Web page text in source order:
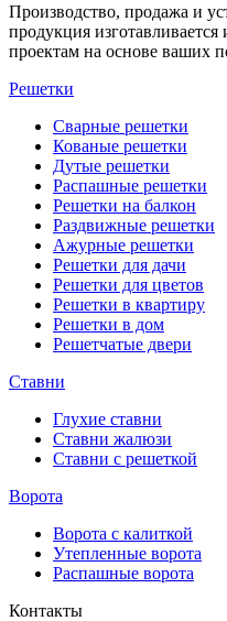
Производство, продажа и
продукция
проектам на основе ваших
Решетки
Сварные решетки
Кованые решетки
Дутые решетки
Распашные решетки
Решетки на балкон
Раздвижные решетки
Ажурные решетки
Решетки для дачи
Решетки для цветов
Решетки в квартиру
Решетки в дом
Решетчатые двери
Ставни
Глухие ставни
Ставни жалюзи
Ставни с решеткой
Ворота
Ворота с калиткой
Утепленные ворота
Распашные ворота
Контакты